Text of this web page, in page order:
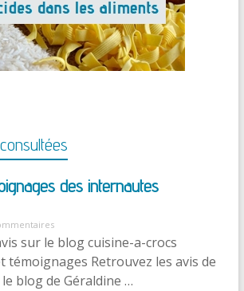
des internautes
sur le blog cuisine-a-crocs
témoignages Retrouvez les avis de
blog de Géraldine …